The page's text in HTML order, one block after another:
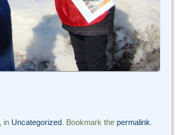
inUncategorized . Bookmark thepermalink